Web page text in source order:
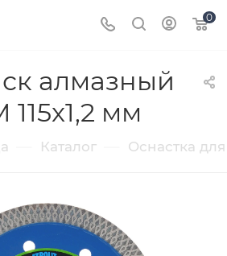
0
алмазный
115x1,2 мм
Каталог Оснастка